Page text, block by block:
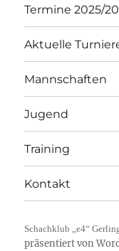
Termine 2025/
Aktuelle
Mannschaften
Jugend
Training
Kontakt
Schachklub „e4“
präsentiert von